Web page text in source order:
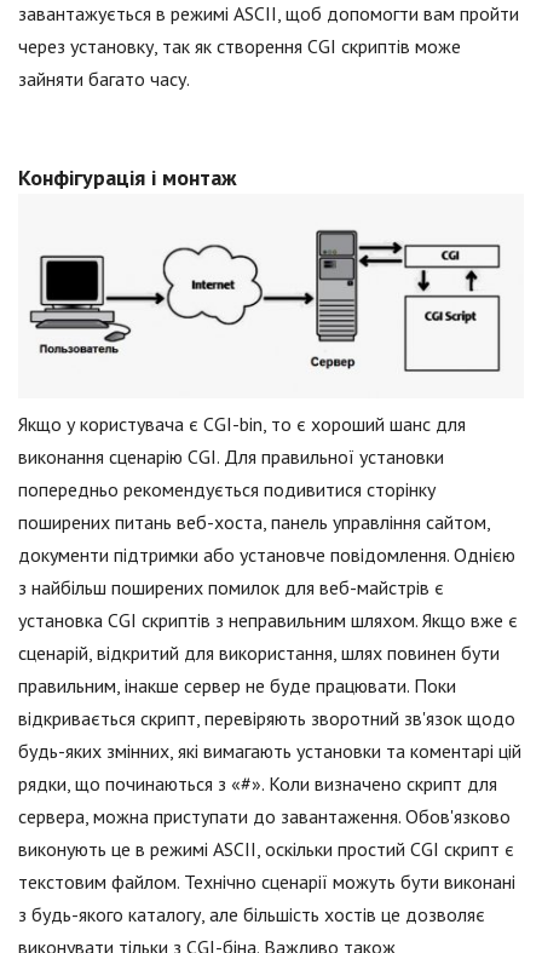
завантажується в режимі ASCII, щоб допомогти вам пройти
через установку, так як створення CGI скриптів може
зайняти багато часу.
Конфігурація і монтаж
Якщо у користувача є CGI-bin, то є хороший шанс для
виконання сценарію CGI. Для правильної установки
попередньо рекомендується подивитися сторінку
поширених питань веб-хоста, панель управління сайтом,
документи підтримки або установче повідомлення. Однією
з найбільш поширених помилок для веб-майстрів є
установка CGI скриптів з неправильним шляхом. Якщо вже є
сценарій, відкритий для використання, шлях повинен бути
правильним, інакше сервер не буде працювати. Поки
відкривається скрипт, перевіряють зворотний зв'язок щодо
будь-яких змінних, які вимагають установки та коментарі цій
рядки, що починаються з «#». Коли визначено скрипт для
сервера, можна приступати до завантаження. Обов'язково
виконують це в режимі ASCII, оскільки простий CGI скрипт є
текстовим файлом. Технічно сценарії можуть бути виконані
з будь-якого каталогу, але більшість хостів це дозволяє
виконувати тільки з CGI-біна. Важливо також